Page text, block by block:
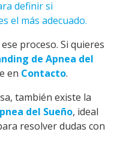
definir si
el más adecuado.
proceso. Si quieres
de Apnea del
en Contacto.
también existe la
del Sueño, ideal
resolver dudas con